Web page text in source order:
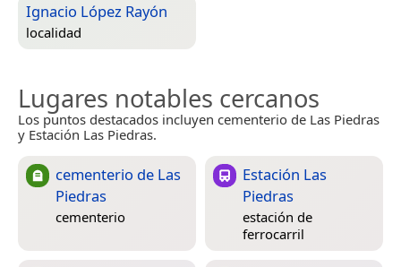
Ignacio López Rayón
localidad
Lugares notables cercanos
Los puntos destacados incluyen cementerio de Las Piedras
y Estación Las Piedras.
cementerio de Las
Piedras
cementerio
Estación Las
Piedras
estación de
ferrocarril